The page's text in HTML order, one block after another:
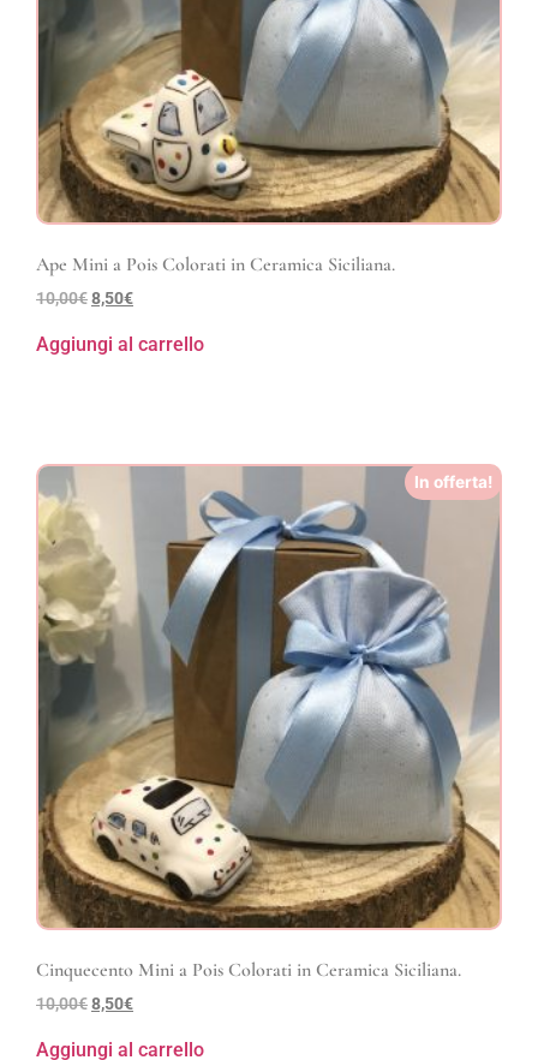
Ape Mini a Pois Colorati in Ceramica Siciliana.
10,00€8,50€
Aggiungi al carrello
In offerta!
Cinquecento Mini a Pois Colorati in Ceramica Siciliana.
10,00€8,50€
Aggiungi al carrello